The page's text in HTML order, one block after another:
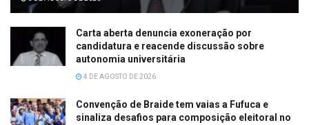
Carta aberta denuncia exoneração por
candidatura e reacende discussão sobre
autonomia universitária
4 DE AGOSTO DE 2026
Convenção de Braide tem vaias a Fufuca e
sinaliza desafios para composição eleitoral no